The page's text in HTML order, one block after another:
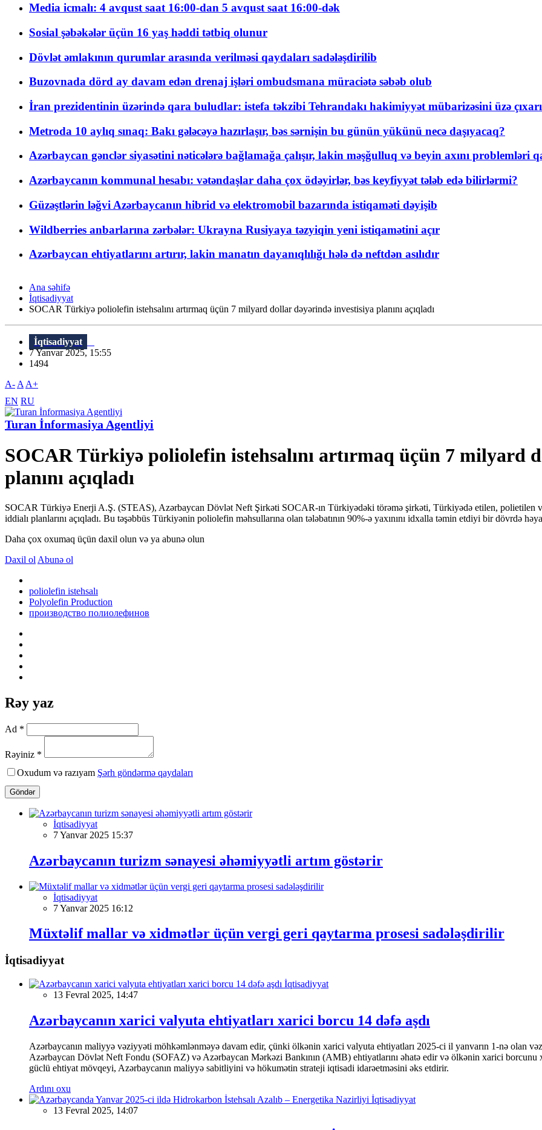
Media icmalı: 4 avqust saat 16:00-dan 5 avqust saat 16:00-dək
Sosial şəbəkələr üçün 16 yaş həddi tətbiq olunur
Dövlət əmlakının qurumlar arasında verilməsi qaydaları sadələşdirilib
Buzovnada dörd ay davam edən drenaj işləri ombudsmana müraciətə səbəb olub
İran prezidentinin üzərində qara buludlar: istefa təkzibi Tehrandakı hakimiyyət mübarizəsini üzə
Metroda 10 aylıq sınaq: Bakı gələcəyə hazırlaşır, bəs sərnişin bu günün yükünü necə daşıyacaq?
Azərbaycan gənclər siyasətini nəticələrə bağlamağa çalışır, lakin məşğulluq və beyin axını problemləri
Azərbaycanın kommunal hesabı: vətəndaşlar daha çox ödəyirlər, bəs keyfiyyət tələb edə bilirlərmi?
Güzəştlərin ləğvi Azərbaycanın hibrid və elektromobil bazarında istiqaməti dəyişib
Wildberries anbarlarına zərbələr: Ukrayna Rusiyaya təzyiqin yeni istiqamətini açır
Azərbaycan ehtiyatlarını artırır, lakin manatın dayanıqlılığı hələ də neftdən asılıdır
Ana səhifə
İqtisadiyyat
SOCAR Türkiyə poliolefin istehsalını artırmaq üçün 7 milyard dollar dəyərində investisiya planını açıqladı
İqtisadiyyat
7 Yanvar 2025, 15:55
1494
A- A A+
EN RU
Turan İnformasiya Agentliyi
SOCAR Türkiyə poliolefin istehsalını artırmaq üçün 7 milyard
planını açıqladı
SOCAR Türkiyə Enerji A.Ş. (STEAS), Azərbaycan Dövlət Neft Şirkəti SOCAR-ın Türkiyədəki törəmə şirkəti, Türkiyədə etilen, polietilen
iddialı planlarını açıqladı. Bu təşəbbüs Türkiyənin poliolefin məhsullarına olan tələbatının 90%-ə yaxınını idxalla təmin etdiyi bir dövrdə
Daha çox oxumaq üçün daxil olun və ya abunə olun
Daxil ol Abunə ol
poliolefin istehsalı
Polyolefin Production
производство полиолефинов
Rəy yaz
Ad *
Rəyiniz *
Oxudum və razıyam Şərh göndərmə qaydaları
Göndər
İqtisadiyyat
7 Yanvar 2025 15:37
Azərbaycanın turizm sənayesi əhəmiyyətli artım göstərir
İqtisadiyyat
7 Yanvar 2025 16:12
Müxtəlif mallar və xidmətlər üçün vergi geri qaytarma prosesi sadələşdirilir
İqtisadiyyat
İqtisadiyyat
13 Fevral 2025, 14:47
Azərbaycanın xarici valyuta ehtiyatları xarici borcu 14 dəfə aşdı
Azərbaycanın maliyyə vəziyyəti möhkəmlənməyə davam edir, çünki ölkənin xarici valyuta ehtiyatları 2025-ci il yanvarın 1-nə olan
Azərbaycan Dövlət Neft Fondu (SOFAZ) və Azərbaycan Mərkəzi Bankının (AMB) ehtiyatlarını əhatə edir və ölkənin xarici
güclü ehtiyat mövqeyi, Azərbaycanın maliyyə sabitliyini və hökumətin strateji iqtisadi idarəetməsini əks etdirir.
Ardını oxu
İqtisadiyyat
13 Fevral 2025, 14:07